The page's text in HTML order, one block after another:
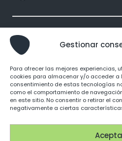
Gestionar
Para ofrecer las mejores experiencias,
cookies para almacenar y/o acceder a
consentimiento de estas tecnologías
como el comportamiento de
en este sitio. No consentir o retirar el
negativamente a ciertas
Anillos
Collares
Pendientes
Identidad
Punto de venta